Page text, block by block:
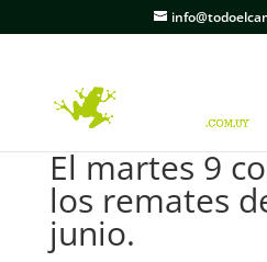
El martes 9
los remates
junio.